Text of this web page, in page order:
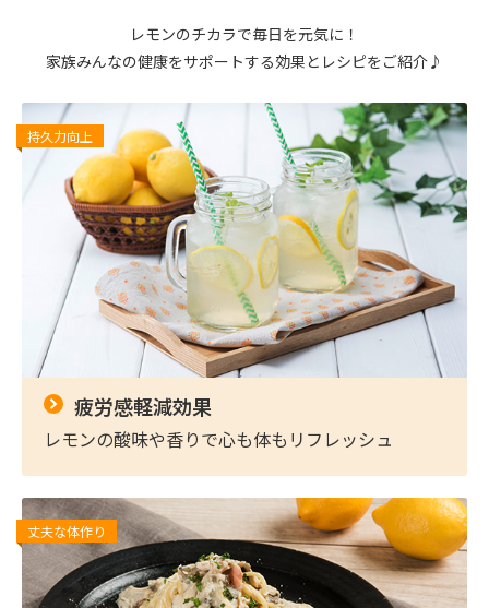
レモンのチカラで毎日を元気に！
家族みんなの健康をサポートする効果とレシピをご紹介♪
持久力向上
疲労感軽減効果
レモンの酸味や香りで心も体もリフレッシュ
丈夫な体作り